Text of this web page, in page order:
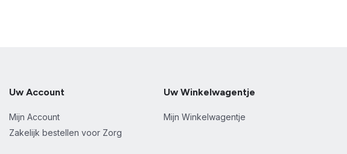
Uw Account
Mijn Account
Zakelijk bestellen voor Zorg
Uw Winkelwagentje
Mijn Winkelwagentje